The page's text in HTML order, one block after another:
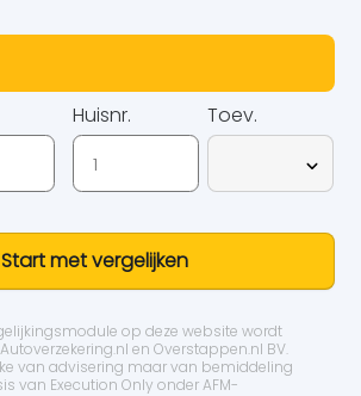
Huisnr. Toev.
Start met vergelijken
op deze website wordt
Autoverzekering.nl en Overstappen.nl BV.
van advisering maar van bemiddeling
van Execution Only onder AFM-